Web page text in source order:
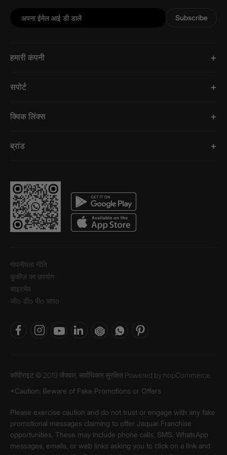
Subscribe
हमारी कंपनी
सपोर्ट
क्विक लिंक्स
ब्रांड
गोपनीयता नीति
कुकीज़ का उपयोग
साइटमैप
जीo डीo पीo आरo
कॉपीराइट © 2019 जैक्वार, सर्वाधिकार सुरक्षित Powered by nopCommerce.
*Caution: Beware of Fake Promotions or Offers
Please exercise caution and do not trust or engage with any fake
promotional messages claiming to offer Jaquar Franchise
opportunities. These may include phone calls, SMS, WhatsApp
messages, emails, or web links asking you to click on a link and